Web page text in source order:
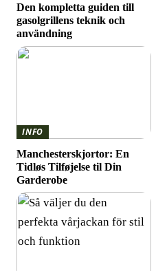
Den kompletta guiden till
gasolgrillens teknik och
användning
INFO
Manchesterskjortor: En
Tidløs Tilføjelse til Din
Garderobe